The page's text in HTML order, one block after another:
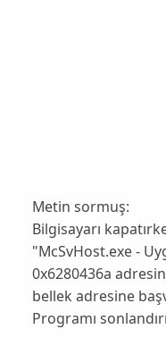
Metin sormuş:
Bilgisayarı
"McSvHost.exe -
0x6280436a
bellek adresine
Programı